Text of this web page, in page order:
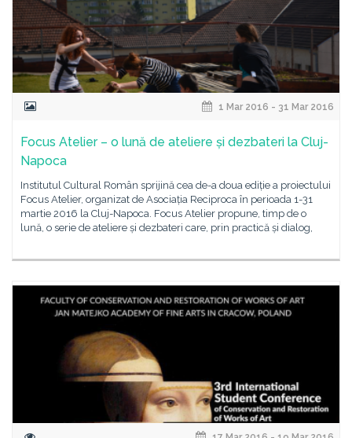
1 Mar 2016 - 31 Mar 2016
Focus Atelier – o lună de ateliere și dezbateri la Cluj-
Napoca
Institutul Cultural Român sprijină cea de-a doua ediție a proiectului
Focus Atelier, organizat de Asociația Reciproca în perioada 1-31
martie 2016 la Cluj-Napoca. Focus Atelier propune, timp de o
lună, o serie de ateliere și dezbateri care, prin practică și dialog,